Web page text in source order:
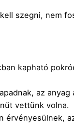
szegni, nem
kapható
az
vettünk volna.